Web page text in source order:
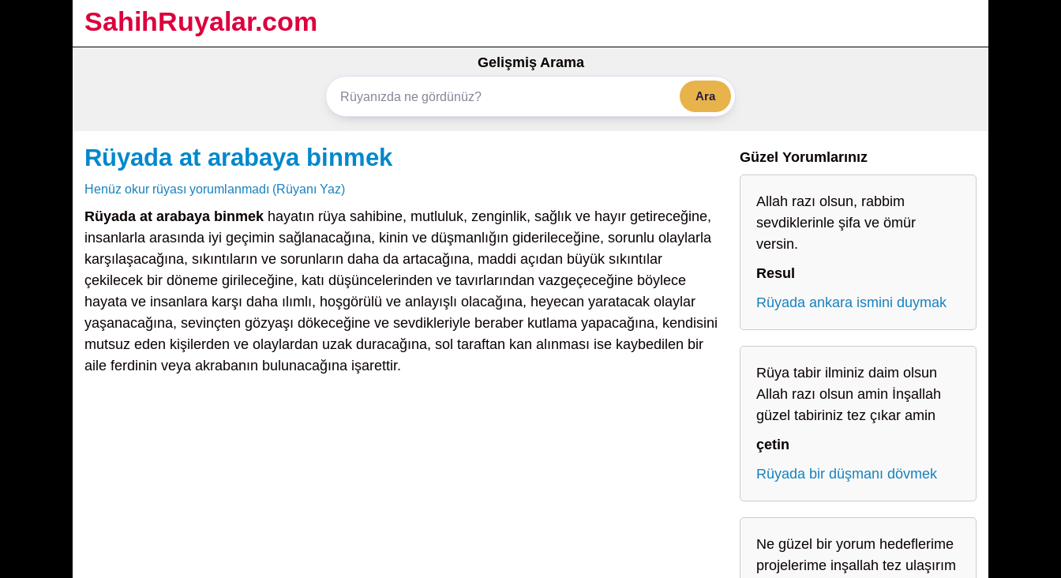
SahihRuyalar.com
Gelişmiş Arama
Ara
Rüyada at arabaya binmek
Henüz okur rüyası yorumlanmadı (Rüyanı Yaz)
Rüyada at arabaya binmek hayatın rüya sahibine, mutluluk, zenginlik, sağlık ve hayır getireceğine,
insanlarla arasında iyi geçimin sağlanacağına, kinin ve düşmanlığın giderileceğine, sorunlu olaylarla
karşılaşacağına, sıkıntıların ve sorunların daha da artacağına, maddi açıdan büyük sıkıntılar
çekilecek bir döneme girileceğine, katı düşüncelerinden ve tavırlarından vazgeçeceğine böylece
hayata ve insanlara karşı daha ılımlı, hoşgörülü ve anlayışlı olacağına, heyecan yaratacak olaylar
yaşanacağına, sevinçten gözyaşı dökeceğine ve sevdikleriyle beraber kutlama yapacağına, kendisini
mutsuz eden kişilerden ve olaylardan uzak duracağına, sol taraftan kan alınması ise kaybedilen bir
aile ferdinin veya akrabanın bulunacağına işarettir.
Güzel Yorumlarınız
Allah razı olsun, rabbim
sevdiklerinle şifa ve ömür
versin.
Resul
Rüyada ankara ismini duymak
Rüya tabir ilminiz daim olsun
Allah razı olsun amin İnşallah
güzel tabiriniz tez çıkar amin
çetin
Rüyada bir düşmanı dövmek
Ne güzel bir yorum hedeflerime
projelerime inşallah tez ulaşırım